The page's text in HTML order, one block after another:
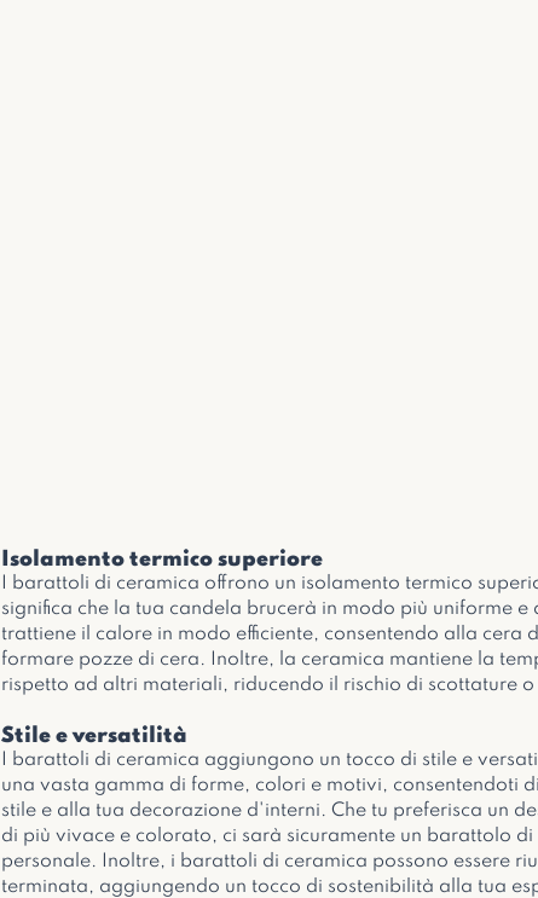
Isolamento termico superiore
I barattoli di ceramica offrono un isolamento termico
significa che la tua candela brucerà in modo più uniforme
trattiene il calore in modo efficiente, consentendo alla cera
formare pozze di cera. Inoltre, la ceramica mantiene la
rispetto ad altri materiali, riducendo il rischio di scottature
Stile e versatilità
I barattoli di ceramica aggiungono un tocco di stile e
una vasta gamma di forme, colori e motivi, consentendoti
stile e alla tua decorazione d'interni. Che tu preferisca un
di più vivace e colorato, ci sarà sicuramente un barattolo
personale. Inoltre, i barattoli di ceramica possono essere
terminata, aggiungendo un tocco di sostenibilità alla tua